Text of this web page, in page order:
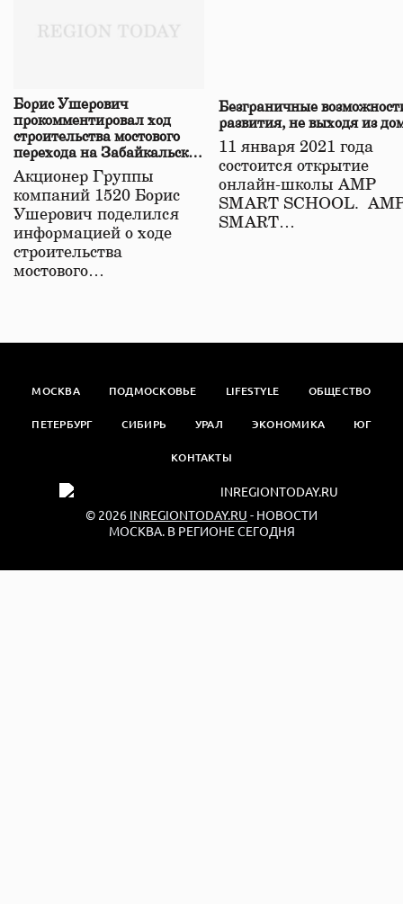
Борис Ушерович
прокомментировал ход
строительства мостового
перехода на Забайкальской
железной дороге
Акционер Группы
компаний 1520 Борис
Ушерович поделился
информацией о ходе
строительства
мостового…
Безграничные
развития, не выходя из
11 января 2021 года
состоится открытие
онлайн-школы АМР
SMART SCHOOL.
SMART…
МОСКВА ПОДМОСКОВЬЕ LIFESTYLE ОБЩЕСТВО
ПЕТЕРБУРГ СИБИРЬ УРАЛ ЭКОНОМИКА ЮГ
КОНТАКТЫ
© 2026 INREGIONTODAY.RU - НОВОСТИ
МОСКВА. В РЕГИОНЕ СЕГОДНЯ